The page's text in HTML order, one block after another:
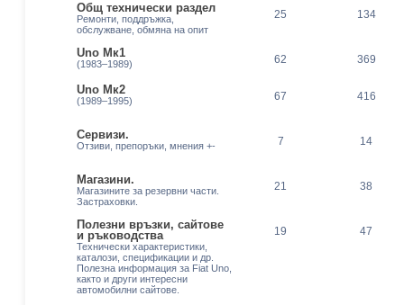
Общ технически раздел
Ремонти, поддръжка,
обслужване, обмяна на опит
25 134
Uno Мк1
(1983–1989) 62 369
Uno Мк2
(1989–1995) 67 416
Сервизи.
Отзиви, препоръки, мнения +- 7 14
Магазини.
Магазините за резервни части.
Застраховки.
21 38
Полезни връзки, сайтове
и ръководства
Технически характеристики,
каталози, спецификации и др.
Полезна информация за Fiat Uno,
както и други интересни
автомобилни сайтове.
19 47